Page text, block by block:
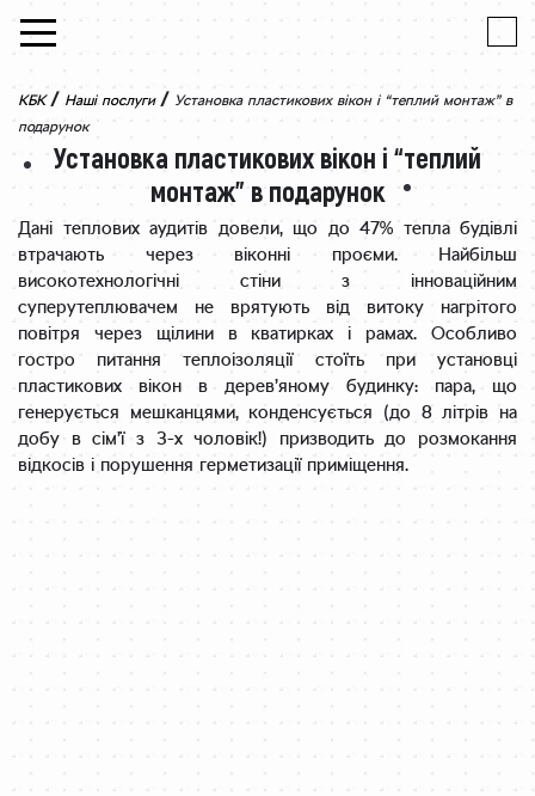
Skip to content
КБК / Наші послуги / Установка пластикових вікон і “теплий монтаж” в
подарунок
Установка пластикових вікон і “теплий
монтаж” в подарунок
Дані теплових аудитів довели, що до 47% тепла будівлі
втрачають через віконні проєми. Найбільш
високотехнологічні стіни з інноваційним
суперутеплювачем не врятують від витоку нагрітого
повітря через щілини в кватирках і рамах. Особливо
гостро питання теплоізоляції стоїть при установці
пластикових вікон в дерев’яному будинку: пара, що
генерується мешканцями, конденсується (до 8 літрів на
добу в сім’ї з 3-х чоловік!) призводить до розмокання
відкосів і порушення герметизації приміщення.